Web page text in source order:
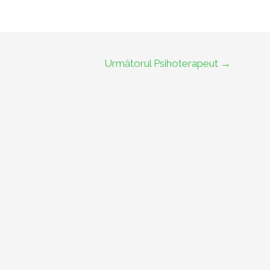
Următorul Psihoterapeut →